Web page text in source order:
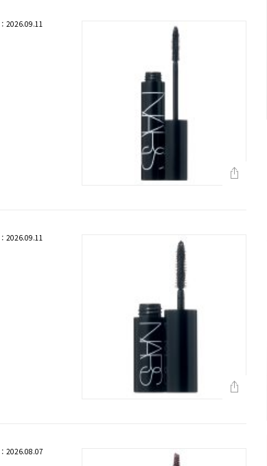
2026.09.11
2026.09.11
2026.08.07